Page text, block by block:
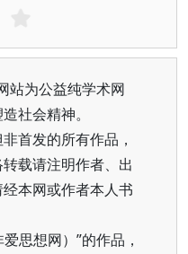
站为公益纯学术网
社会精神。
首发的所有作品，
载请注明作者、出
本网或作者本人书
思想网）”的作品，